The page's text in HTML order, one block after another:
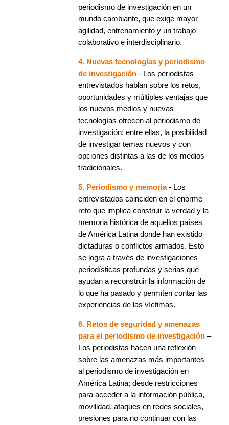
periodismo de investigación en un
mundo cambiante, que exige mayor
agilidad, entrenamiento y un trabajo
colaborativo e interdisciplinario.
4. Nuevas tecnologías y periodismo
de investigación - Los periodistas
entrevistados hablan sobre los retos,
oportunidades y múltiples ventajas que
los nuevos medios y nuevas
tecnologías ofrecen al periodismo de
investigación; entre ellas, la posibilidad
de investigar temas nuevos y con
opciones distintas a las de los medios
tradicionales.
5. Periodismo y memoria- Los
entrevistados coinciden en el enorme
reto que implica construir la verdad y la
memoria histórica de aquellos países
de América Latina donde han existido
dictaduras o conflictos armados. Esto
se logra a través de investigaciones
periodísticas profundas y serias que
ayudan a reconstruir la información de
lo que ha pasado y permiten contar las
experiencias de las víctimas.
6. Retos de seguridad y amenazas
para el periodismo de investigación –
Los periodistas hacen una reflexión
sobre las amenazas más importantes
al periodismo de investigación en
América Latina; desde restricciones
para acceder a la información pública,
movilidad, ataques en redes sociales,
presiones para no continuar con las